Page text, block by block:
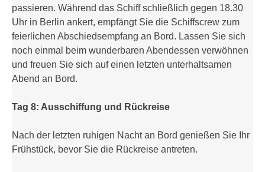
passieren. Während das Schiff schließlich gegen 18.30
Uhr in Berlin ankert, empfängt Sie die Schiffscrew zum
feierlichen Abschiedsempfang an Bord. Lassen Sie sich
noch einmal beim wunderbaren Abendessen verwöhnen
und freuen Sie sich auf einen letzten unterhaltsamen
Abend an Bord.
Tag 8: Ausschiffung und Rückreise
Nach der letzten ruhigen Nacht an Bord genießen Sie Ihr
Frühstück, bevor Sie die Rückreise antreten.